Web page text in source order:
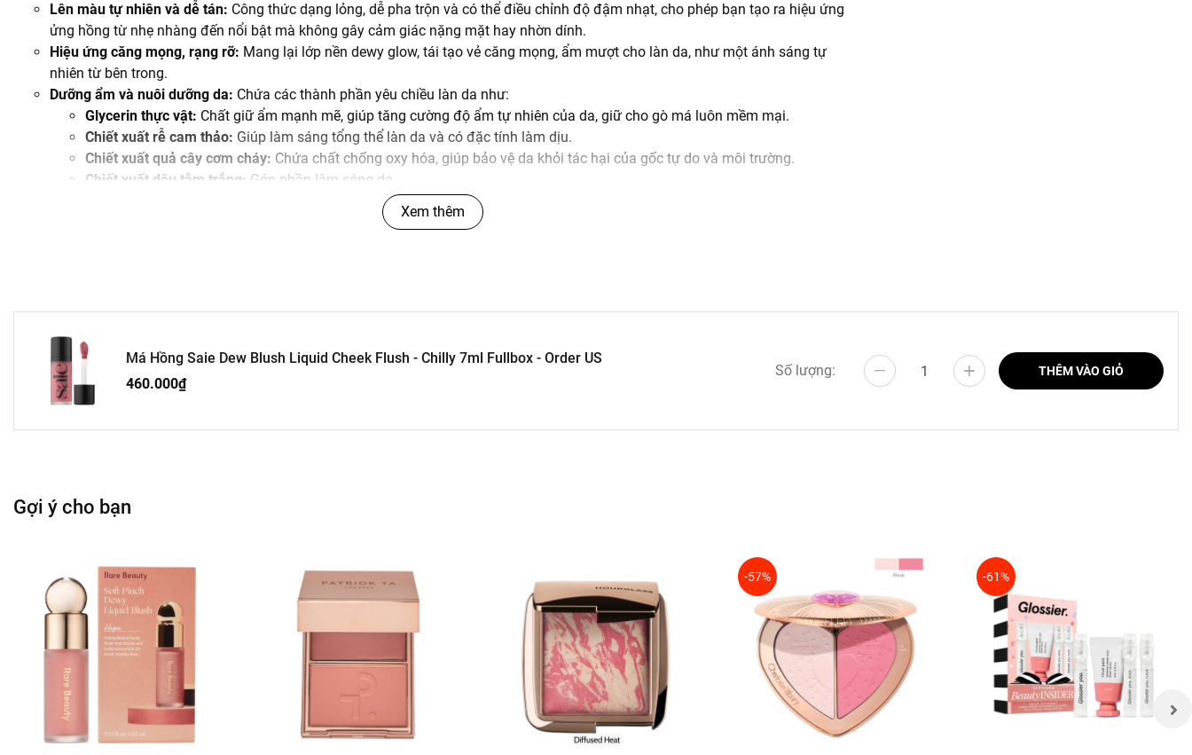
Lên màu tự nhiên và dễ tán: Công thức dạng lỏng, dễ pha trộn và có thể điều chỉnh độ đậm nhạt, cho phép bạn tạo ra hiệu ứng
ửng hồng từ nhẹ nhàng đến nổi bật mà không gây cảm giác nặng mặt hay nhờn dính.
Hiệu ứng căng mọng, rạng rỡ: Mang lại lớp nền dewy glow, tái tạo vẻ căng mọng, ẩm mượt cho làn da, như một ánh sáng tự
nhiên từ bên trong.
Dưỡng ẩm và nuôi dưỡng da: Chứa các thành phần yêu chiều làn da như:
Glycerin thực vật: Chất giữ ẩm mạnh mẽ, giúp tăng cường độ ẩm tự nhiên của da, giữ cho gò má luôn mềm mại.
Chiết xuất rễ cam thảo: Giúp làm sáng tổng thể làn da và có đặc tính làm dịu.
Chiết xuất quả cây cơm cháy: Chứa chất chống oxy hóa, giúp bảo vệ da khỏi tác hại của gốc tự do và môi trường.
Chiết xuất dâu tằm trắng: Góp phần làm sáng da.
Mang lại cảm giác mượt mà, mềm mại, giúp tán sản phẩm đều và làm mờ khuyết điểm.
Duy trì màu sắc tươi tắn trên da suốt nhiều giờ, giúp bạn tự tin với lớp trang điểm bền đẹp.
Dùng ngón tay, mút trang điểm hoặc cọ tán nhẹ nhàng lên da, hướng về phía thái dương.
Để có màu sắc đậm hơn, có thể chồng nhiều lớp đến khi đạt được độ ưng ý.
Sản phẩm có thể dùng trực tiếp lên da trần hoặc sau lớp nền.
Xem thêm
Má Hồng Saie Dew Blush Liquid Cheek Flush - Chilly 7ml Fullbox - Order US
460.000₫
Số lượng: THÊM VÀO GIỎ
Gợi ý cho bạn
-57% -61%